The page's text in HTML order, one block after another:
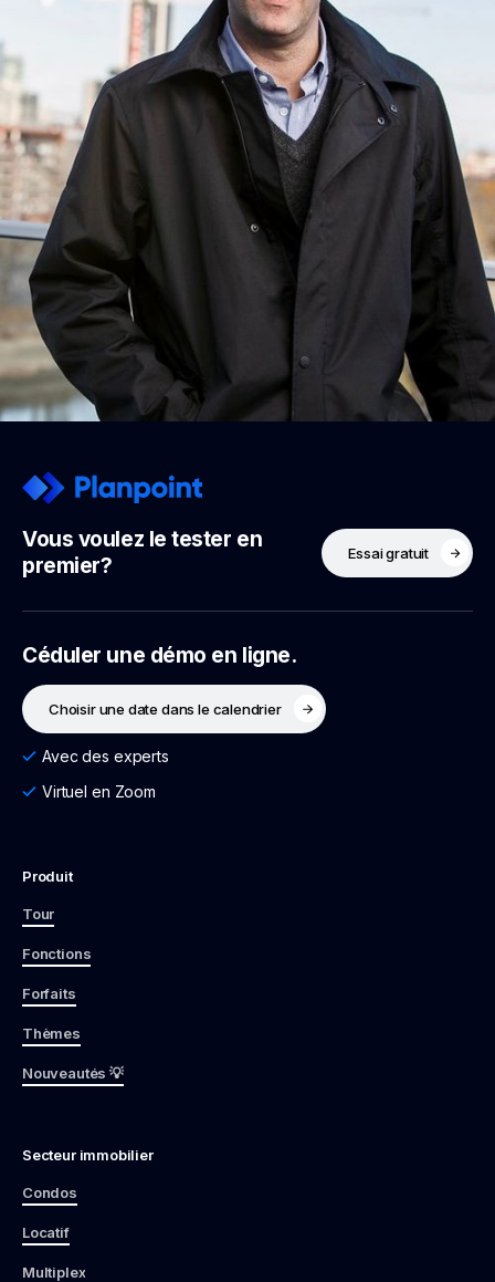
Vous voulez le tester en
premier?
Essai gratuit
Céduler une démo en ligne.
Choisir une date dans le calendrier
Avec des experts
Virtuel en Zoom
Produit
Tour
Fonctions
Forfaits
Thèmes
Nouveautés 💡
Secteur immobilier
Condos
Locatif
Multiplex